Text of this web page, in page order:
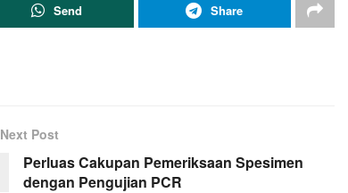
Send Share
Next Post
Perluas Cakupan Pemeriksaan Spesimen
dengan Pengujian PCR